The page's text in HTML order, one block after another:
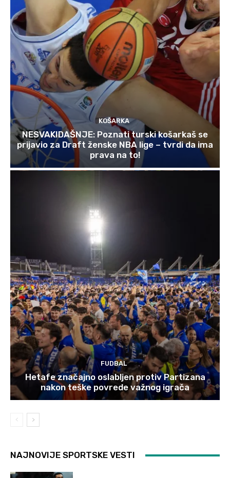
KOŠARKA
NESVAKIDAŠNJE: Poznati turski košarkaš se
prijavio za Draft ženske NBA lige – tvrdi da ima
prava na to!
FUDBAL
Hetafe značajno oslabljen protiv Partizana
nakon teške povrede važnog igrača
NAJNOVIJE SPORTSKE VESTI